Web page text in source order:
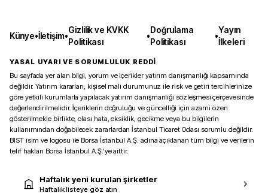
Künye•İletişim•
Gizlilik ve KVKK
Politikası
•
Doğrulama
Politikası
•
Yayın
İlkeleri
YASAL UYARI VE SORUMLULUK REDDİ
Bu sayfada yer alan bilgi, yorum ve içerikler yatırım danışmanlığı kapsamında
değildir. Yatırım kararları, kişisel mali durumunuz ile risk ve getiri tercihlerinize
göre yetkili kurumlarla yapılacak yatırım danışmanlığı sözleşmesi çerçevesinde
değerlendirilmelidir. İçeriklerin doğruluğu ve güncelliği için azami özen
gösterilmekle birlikte, olası hata, eksiklik, gecikme veya bu bilgilerin
kullanımından doğabilecek zararlardan İstanbul Ticaret Odası sorumlu değildir.
BIST isim ve logosu ile Borsa İstanbul A.Ş. adına açıklanan tüm bilgi ve verilerin
telif hakları Borsa İstanbul A.Ş.’ye aittir.
Haftalık yeni kurulan şirketler
Haftalık listeye göz atın